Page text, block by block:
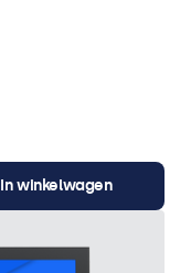
In winkelwagen